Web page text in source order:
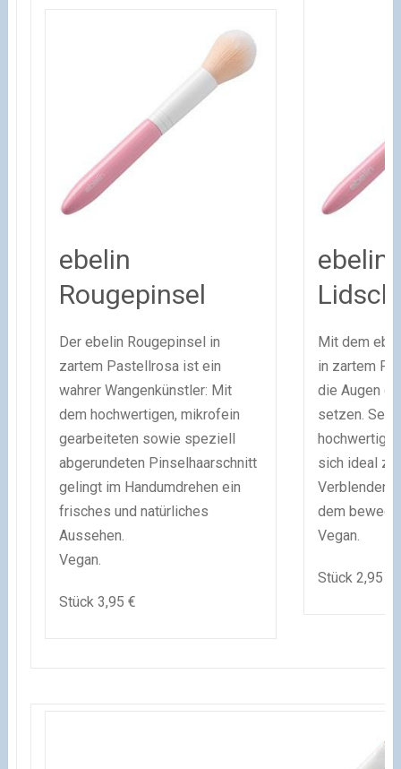
ebelin
Rougepinsel
Der ebelin Rougepinsel in
zartem Pastellrosa ist ein
wahrer Wangenkünstler: Mit
dem hochwertigen, mikrofein
gearbeiteten sowie speziell
abgerundeten Pinselhaarschnitt
gelingt im Handumdrehen ein
frisches und natürliches
Aussehen.
Vegan.
Stück 3,95 €
ebelin
Mit dem
in zartem
die Augen
setzen. Sein
sich ideal
Verblenden
dem
Vegan.
Stück 2,95 €